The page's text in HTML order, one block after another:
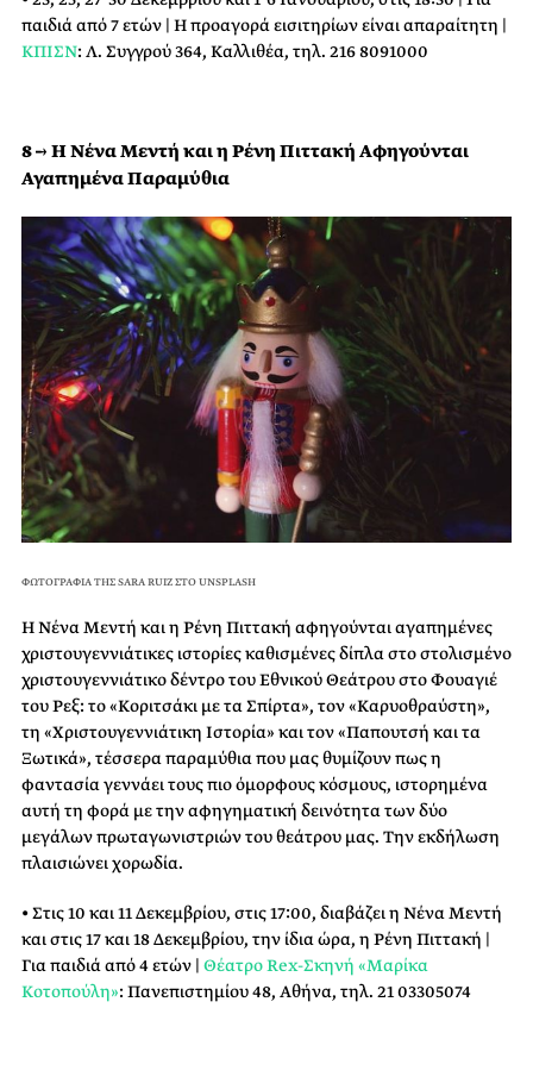
παιδιά από 7 ετών | Η προαγορά εισιτηρίων είναι απαραίτητη |
ΚΠΙΣΝ: Λ. Συγγρού 364, Καλλιθέα, τηλ. 216 8091000
8 → Η Νένα Μεντή και η Ρένη Πιττακή Αφηγούνται
Αγαπημένα Παραμύθια
ΦΩΤΟΓΡΑΦΙΑ ΤΗΣ SARA RUIZ ΣΤΟ UNSPLASH
Η Νένα Μεντή και η Ρένη Πιττακή αφηγούνται αγαπημένες
χριστουγεννιάτικες ιστορίες καθισμένες δίπλα στο στολισμένο
χριστουγεννιάτικο δέντρο του Εθνικού Θεάτρου στο Φουαγιέ
του Ρεξ: το «Κοριτσάκι με τα Σπίρτα», τον «Καρυοθραύστη»,
τη «Χριστουγεννιάτικη Ιστορία» και τον «Παπουτσή και τα
Ξωτικά», τέσσερα παραμύθια που μας θυμίζουν πως η
φαντασία γεννάει τους πιο όμορφους κόσμους, ιστορημένα
αυτή τη φορά με την αφηγηματική δεινότητα των δύο
μεγάλων πρωταγωνιστριών του θεάτρου μας. Την εκδήλωση
πλαισιώνει χορωδία.
• Στις 10 και 11 Δεκεμβρίου, στις 17:00, διαβάζει η Νένα Μεντή
και στις 17 και 18 Δεκεμβρίου, την ίδια ώρα, η Ρένη Πιττακή |
Για παιδιά από 4 ετών | Θέατρο Rex-Σκηνή «Μαρίκα
Κοτοπούλη»: Πανεπιστημίου 48, Αθήνα, τηλ. 21 03305074